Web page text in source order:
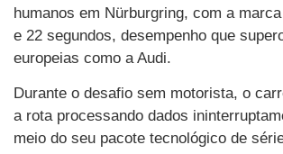
humanos em Nürburgring, com a
e 22 segundos, desempenho que
europeias como a Audi.
Durante o desafio sem motorista, o
a rota processando dados
meio do seu pacote tecnológico de